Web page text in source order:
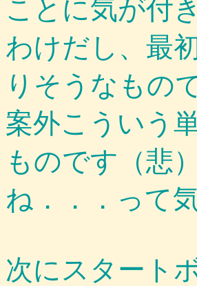
ことに気が付
わけだし、最
りそうなもの
案外こういう
ものです（悲
ね．．．って
次にスタート